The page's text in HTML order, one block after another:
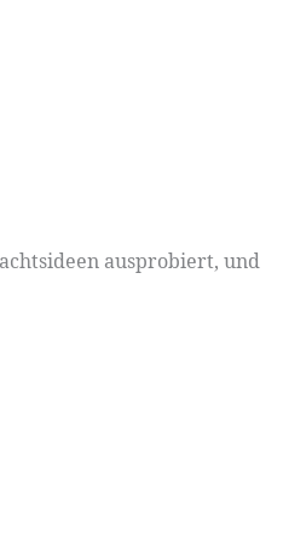
ausprobiert, und